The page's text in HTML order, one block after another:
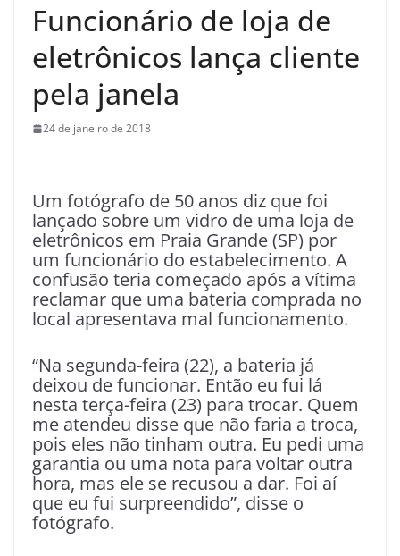
Funcionário de loja de
eletrônicos lança cliente
pela janela
24 de janeiro de 2018
Um fotógrafo de 50 anos diz que foi
lançado sobre um vidro de uma loja de
eletrônicos em Praia Grande (SP) por
um funcionário do estabelecimento. A
confusão teria começado após a vítima
reclamar que uma bateria comprada no
local apresentava mal funcionamento.
“Na segunda-feira (22), a bateria já
deixou de funcionar. Então eu fui lá
nesta terça-feira (23) para trocar. Quem
me atendeu disse que não faria a troca,
pois eles não tinham outra. Eu pedi uma
garantia ou uma nota para voltar outra
hora, mas ele se recusou a dar. Foi aí
que eu fui surpreendido”, disse o
fotógrafo.